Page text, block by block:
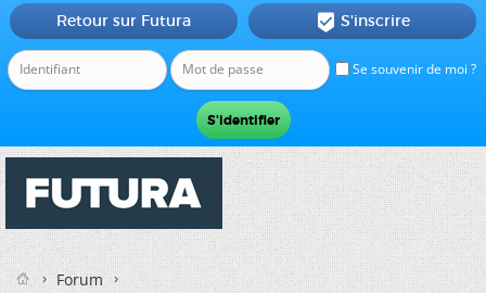
Se souvenir de moi ?
Retour sur Futura  S'inscrire
Forum